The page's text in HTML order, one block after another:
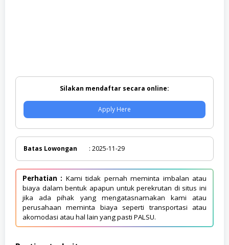
Silakan mendaftar secara online:
Apply Here
Batas Lowongan : 2025-11-29
Perhatian : Kami tidak pernah meminta imbalan atau
biaya dalam bentuk apapun untuk perekrutan di situs ini
jika ada pihak yang mengatasnamakan kami atau
perusahaan meminta biaya seperti transportasi atau
akomodasi atau hal lain yang pasti PALSU.